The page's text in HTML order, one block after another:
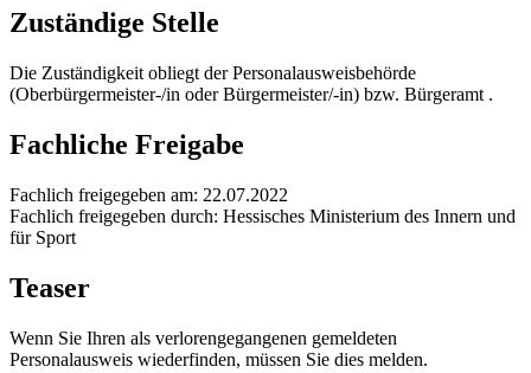
Zuständige Stelle
Die Zuständigkeit obliegt der Personalausweisbehörde
(Oberbürgermeister-/in oder Bürgermeister/-in) bzw. Bürgeramt .
Fachliche Freigabe
Fachlich freigegeben am: 22.07.2022
Fachlich freigegeben durch: Hessisches Ministerium des Innern und
für Sport
Teaser
Wenn Sie Ihren als verlorengegangenen gemeldeten
Personalausweis wiederfinden, müssen Sie dies melden.